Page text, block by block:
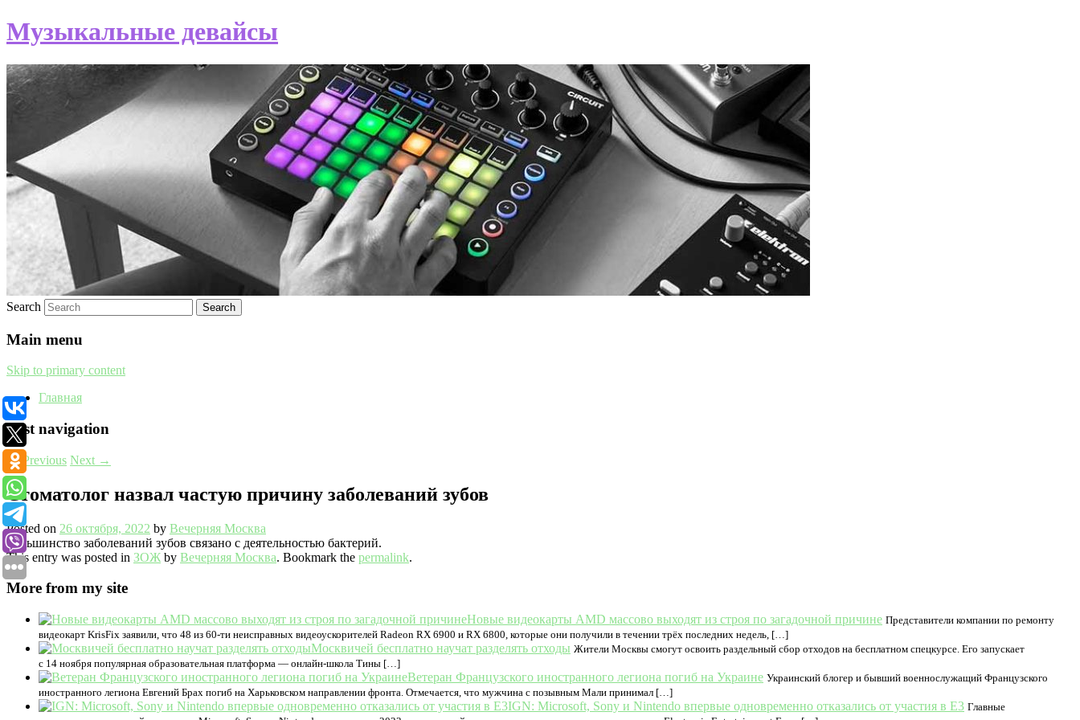
Музыкальные девайсы
Search
Main menu
Skip to primary content
Главная
Post navigation
←Previous Next →
Стоматолог назвал частую причину заболеваний зубов
Posted on 26 октября, 2022 by Вечерняя Москва
Большинство заболеваний зубов связано с деятельностью бактерий.
This entry was posted in ЗОЖ by Вечерняя Москва. Bookmark the permalink.
More from my site
Новые видеокарты AMD массово выходят из строя по загадочной причине Представители компании по ремонту
видеокарт KrisFix заявили, что 48 из 60-ти неисправных видеоускорителей Radeon RX 6900 и RX 6800, которые они получили в течении трёх последних недель, […]
Москвичей бесплатно научат разделять отходы Жители Москвы смогут освоить раздельный сбор отходов на бесплатном спецкурсе. Его запускает
с 14 ноября популярная образовательная платформа — онлайн-школа Тины […]
Ветеран Французского иностранного легиона погиб на Украине Украинский блогер и бывший военнослужащий Французского
иностранного легиона Евгений Брах погиб на Харьковском направлении фронта. Отмечается, что мужчина с позывным Мали принимал […]
IGN: Microsoft, Sony и Nintendo впервые одновременно отказались от участия в Е3 Главные